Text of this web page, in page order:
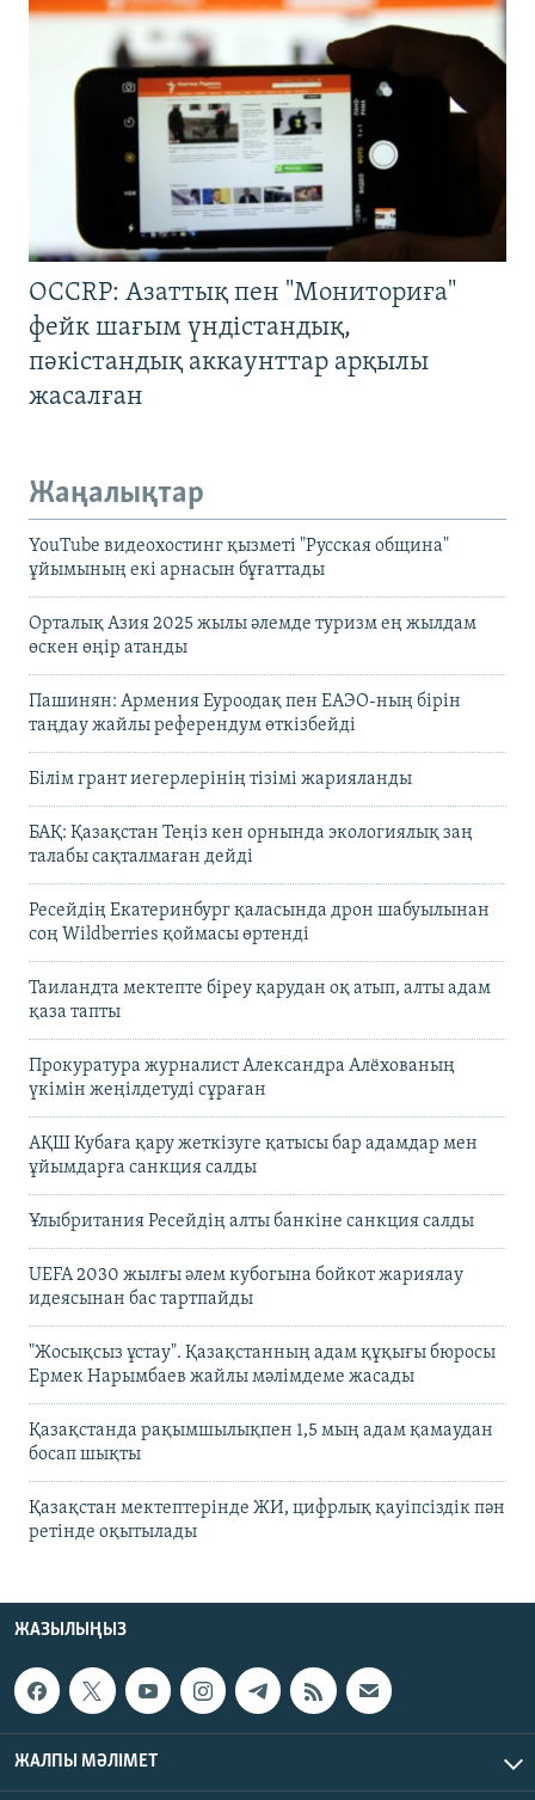
OCCRP: Азаттық пен "Мониториға"
фейк шағым үндістандық,
пәкістандық аккаунттар арқылы
жасалған
Жаңалықтар
YouTube видеохостинг қызметі "Русская община"
ұйымының екі арнасын бұғаттады
Орталық Азия 2025 жылы әлемде туризм ең жылдам
өскен өңір атанды
Пашинян: Армения Еуроодақ пен ЕАЭО-ның бірін
таңдау жайлы референдум өткізбейді
Білім грант иегерлерінің тізімі жарияланды
БАҚ: Қазақстан Теңіз кен орнында экологиялық заң
талабы сақталмаған дейді
Ресейдің Екатеринбург қаласында дрон шабуылынан
соң Wildberries қоймасы өртенді
Таиландта мектепте біреу қарудан оқ атып, алты адам
қаза тапты
Прокуратура журналист Александра Алёхованың
үкімін жеңілдетуді сұраған
АҚШ Кубаға қару жеткізуге қатысы бар адамдар мен
ұйымдарға санкция салды
Ұлыбритания Ресейдің алты банкіне санкция салды
UEFA 2030 жылғы әлем кубогына бойкот жариялау
идеясынан бас тартпайды
"Жосықсыз ұстау". Қазақстанның адам құқығы бюросы
Ермек Нарымбаев жайлы мәлімдеме жасады
Қазақстанда рақымшылықпен 1,5 мың адам қамаудан
босап шықты
Қазақстан мектептерінде ЖИ, цифрлық қауіпсіздік пән
ретінде оқытылады
ЖАЗЫЛЫҢЫЗ
ЖАЛПЫ МӘЛІМЕТ